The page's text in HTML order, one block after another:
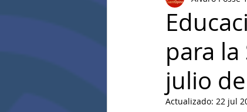
Educación Física R y D
para
julio
Actualizado: 22 jul